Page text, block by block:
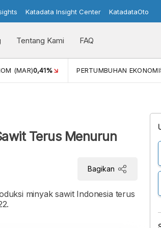
Katadata Insight Center KatadataOto
Tentang Kami FAQ
(MAR)0,41% PERTUMBUHAN EKONOMI
Terus Menurun
Bagikan
minyak sawit Indonesia terus